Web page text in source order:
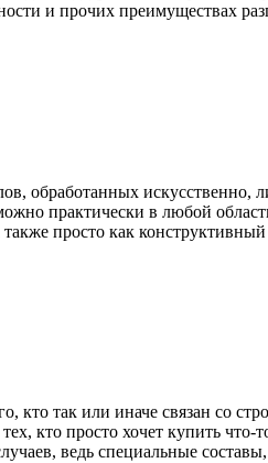
и прочих преимуществах
обработанных искусственно,
практически в любой
просто как
кто так или иначе связан со
кто просто хочет купить
ведь специальные